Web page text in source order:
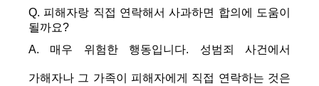
Q. 피해자랑 직접 연락해서 사과하면 합의에 도움이
될까요?
A. 매우 위험한 행동입니다. 성범죄 사건에서
가해자나 그 가족이 피해자에게 직접 연락하는 것은